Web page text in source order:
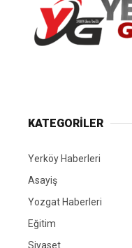
KATEGORİLER
Yerköy Haberleri
Asayiş
Yozgat Haberleri
Eğitim
Siyaset